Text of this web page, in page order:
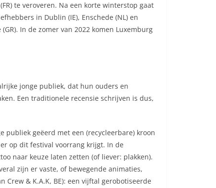
te veroveren. Na een korte winterstop gaat
in Dublin (IE), Enschede (NL) en
In de zomer van 2022 komen Luxemburg
jonge publiek, dat hun ouders en
Een traditionele recensie schrijven is dus,
geëerd met een (recycleerbare) kroon
op dit festival voorrang krijgt. In de
naar keuze laten zetten (of liever: plakken).
zijn er vaste, of bewegende animaties,
Crew & K.A.K, BE): een vijftal gerobotiseerde